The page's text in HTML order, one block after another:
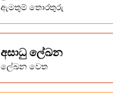
ඇමතුම් තොරතුරු
අසාධු ලේඛන
ලේඛන වෙත